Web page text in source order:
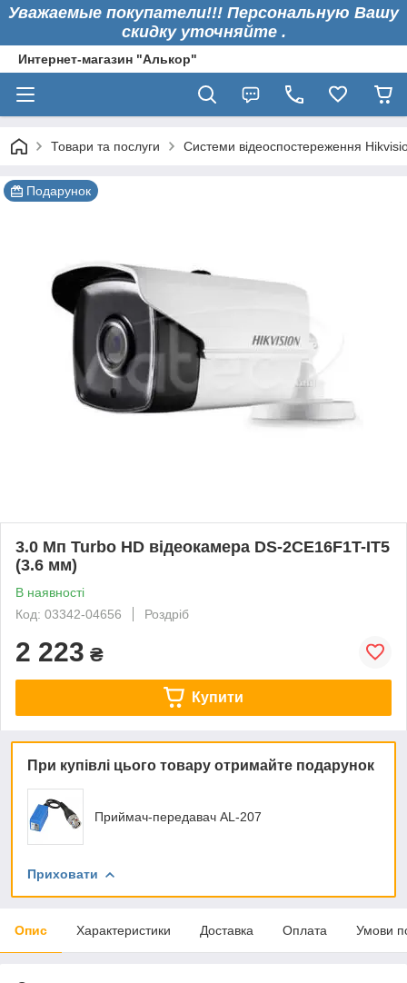
Уважаемые покупатели!!! Персональную Вашу
скидку уточняйте .
Интернет-магазин "Алькор"
Товари та послуги Системи відеоспостереження
Подарунок
3.0 Мп Turbo HD відеокамера DS-2CE16F1T-IT5
(3.6 мм)
В наявності
Код: 03342-04656
Роздріб
2 223 ₴
Купити
При купівлі цього товару отримайте подарунок
Приймач-передавач AL-207
Приховати
Опис Характеристики Доставка Оплата Умови